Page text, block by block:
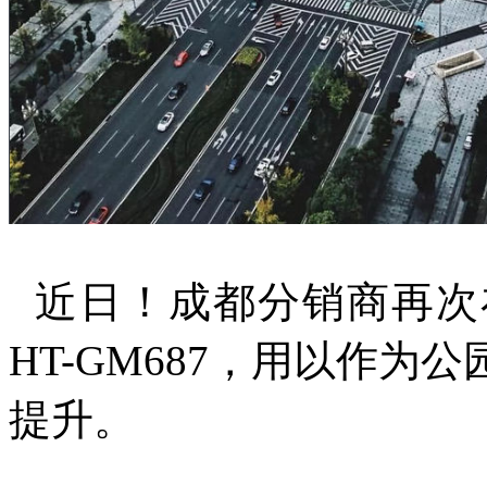
近日！成都分销商再
HT-GM687，用以作为
提升。